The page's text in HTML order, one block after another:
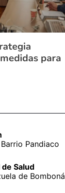
para
Pandiaco
Salud
de Bomboná